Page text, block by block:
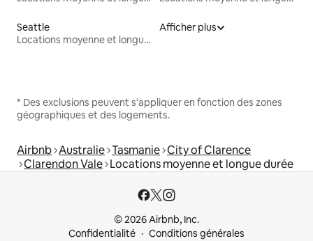
Seattle
Locations moyenne et longue durée
Afficher plus
* Des exclusions peuvent s'appliquer en fonction des zones
géographiques et des logements.
Airbnb Australie Tasmanie City of Clarence
Clarendon Vale Locations moyenne et longue durée
© 2026 Airbnb, Inc.
Confidentialité
Conditions générales